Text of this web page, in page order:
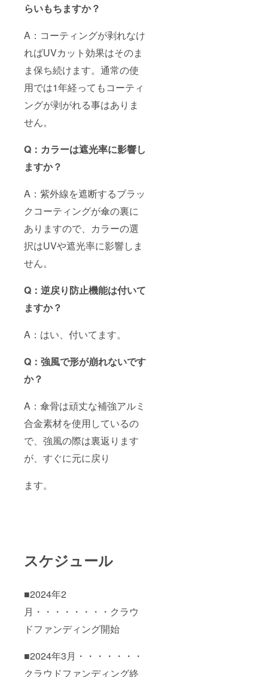
らいもちますか？
A：コーティングが剥れなけ
ればUVカット効果はそのま
ま保ち続けます。通常の使
用では1年経ってもコーティ
ングが剥がれる事はありま
せん。
Q：カラーは遮光率に影響し
ますか？
A：紫外線を遮断するブラッ
クコーティングが傘の裏に
ありますので、カラーの選
択はUVや遮光率に影響しま
せん。
Q：逆戻り防止機能は付いて
ますか？
A：はい、付いてます。
Q：強風で形が崩れないです
か？
A：傘骨は頑丈な補強アルミ
合金素材を使用しているの
で、強風の際は裏返ります
が、すぐに元に戻り
ます。
スケジュール
■2024年2
月・・・・・・・・クラウ
ドファンディング開始
■2024年3月・・・・・・・
クラウドファンディング終